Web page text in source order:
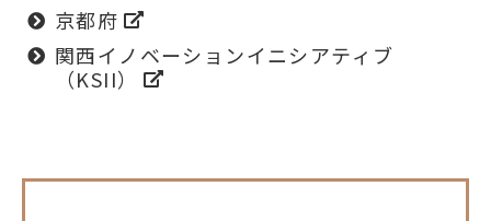
京都府
関西イノベーションイニシアティブ
（KSII）